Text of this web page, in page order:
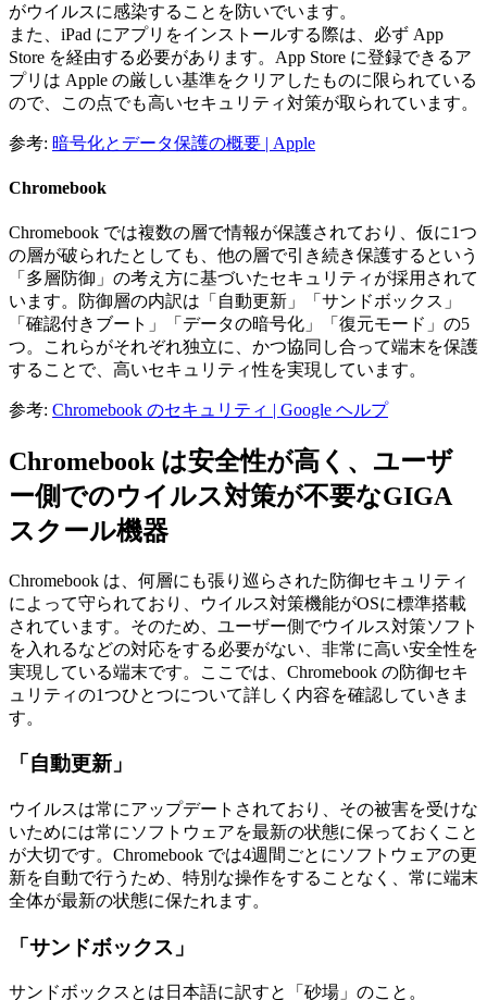
がウイルスに感染することを防いでいます。
また、iPad にアプリをインストールする際は、必ず App
Store を経由する必要があります。App Store に登録できるア
プリは Apple の厳しい基準をクリアしたものに限られている
ので、この点でも高いセキュリティ対策が取られています。
参考: 暗号化とデータ保護の概要 | Apple
Chromebook
Chromebook では複数の層で情報が保護されており、仮に1つ
の層が破られたとしても、他の層で引き続き保護するという
「多層防御」の考え方に基づいたセキュリティが採用されて
います。防御層の内訳は「自動更新」「サンドボックス」
「確認付きブート」「データの暗号化」「復元モード」の5
つ。これらがそれぞれ独立に、かつ協同し合って端末を保護
することで、高いセキュリティ性を実現しています。
参考: Chromebook のセキュリティ | Google ヘルプ
Chromebook は安全性が高く、ユーザ
ー側でのウイルス対策が不要なGIGA
スクール機器
Chromebook は、何層にも張り巡らされた防御セキュリティ
によって守られており、ウイルス対策機能がOSに標準搭載
されています。そのため、ユーザー側でウイルス対策ソフト
を入れるなどの対応をする必要がない、非常に高い安全性を
実現している端末です。ここでは、Chromebook の防御セキ
ュリティの1つひとつについて詳しく内容を確認していきま
す。
「自動更新」
ウイルスは常にアップデートされており、その被害を受けな
いためには常にソフトウェアを最新の状態に保っておくこと
が大切です。Chromebook では4週間ごとにソフトウェアの更
新を自動で行うため、特別な操作をすることなく、常に端末
全体が最新の状態に保たれます。
「サンドボックス」
サンドボックスとは日本語に訳すと「砂場」のこと。